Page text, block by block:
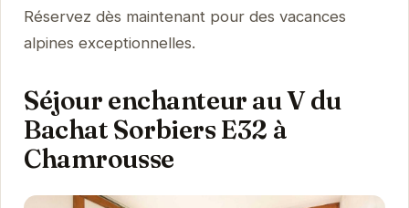
Réservez dès maintenant pour des vacances
alpines exceptionnelles.
Séjour enchanteur au V du
Bachat Sorbiers E32 à
Chamrousse